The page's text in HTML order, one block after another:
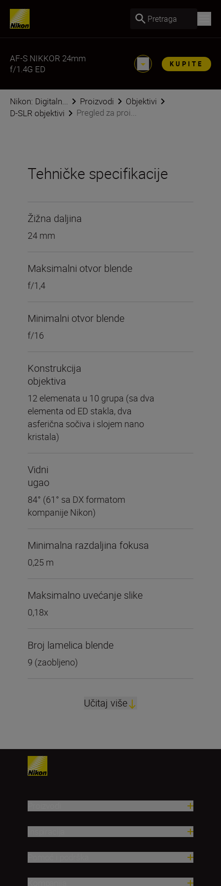
Pretraga
AF-S NIKKOR 24mm
f/1.4G ED
KUPITE
Nikon: Digitaln... Proizvodi
Objektivi
D-SLR objektivi
Pregled za proi...
Tehničke specifikacije
Žižna daljina
24 mm
Maksimalni otvor blende
f/1,4
Minimalni otvor blende
f/16
Konstrukcija
objektiva
12 elemenata u 10 grupa (sa dva
elementa od ED stakla, dva
asferična sočiva i slojem nano
kristala)
Vidni
ugao
84° (61° sa DX formatom
kompanije Nikon)
Minimalna razdaljina fokusa
0,25 m
Maksimalno uvećanje slike
0,18x
Broj lamelica blende
9 (zaobljeno)
Učitaj više